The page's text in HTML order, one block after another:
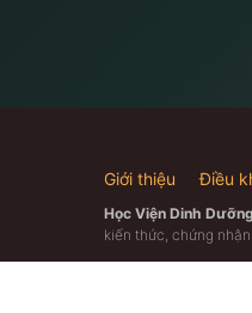
Giới thiệu
Điều
Học Viện Dinh
kiến thức, chứng